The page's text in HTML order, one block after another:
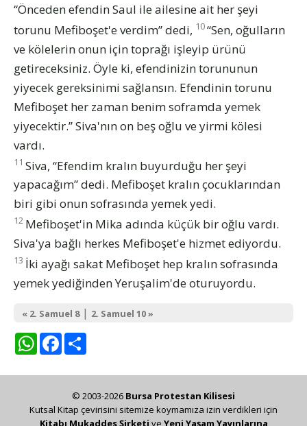
“Önceden efendin Saul ile ailesine ait her şeyi
torunu Mefiboşet'e verdim” dedi, 10“Sen, oğulların
ve kölelerin onun için toprağı işleyip ürünü
getireceksiniz. Öyle ki, efendinizin torununun
yiyecek gereksinimi sağlansın. Efendinin torunu
Mefiboşet her zaman benim soframda yemek
yiyecektir.” Siva'nın on beş oğlu ve yirmi kölesi
vardı.
11 Siva, “Efendim kralın buyurduğu her şeyi
yapacağım” dedi. Mefiboşet kralın çocuklarından
biri gibi onun sofrasında yemek yedi.
12 Mefiboşet'in Mika adında küçük bir oğlu vardı.
Siva'ya bağlı herkes Mefiboşet'e hizmet ediyordu.
13 İki ayağı sakat Mefiboşet hep kralın sofrasında
yemek yediğinden Yeruşalim'de oturuyordu.
« 2. Samuel 8| 2. Samuel 10 »
WhatsAppFacebook
© 2003-2026 Bursa Protestan Kilisesi
Kutsal Kitap çevirisini sitemize koymamıza izin verdikleri için
Kitabı Mukaddes Şirketi ve Yeni Yaşam Yayınlarına